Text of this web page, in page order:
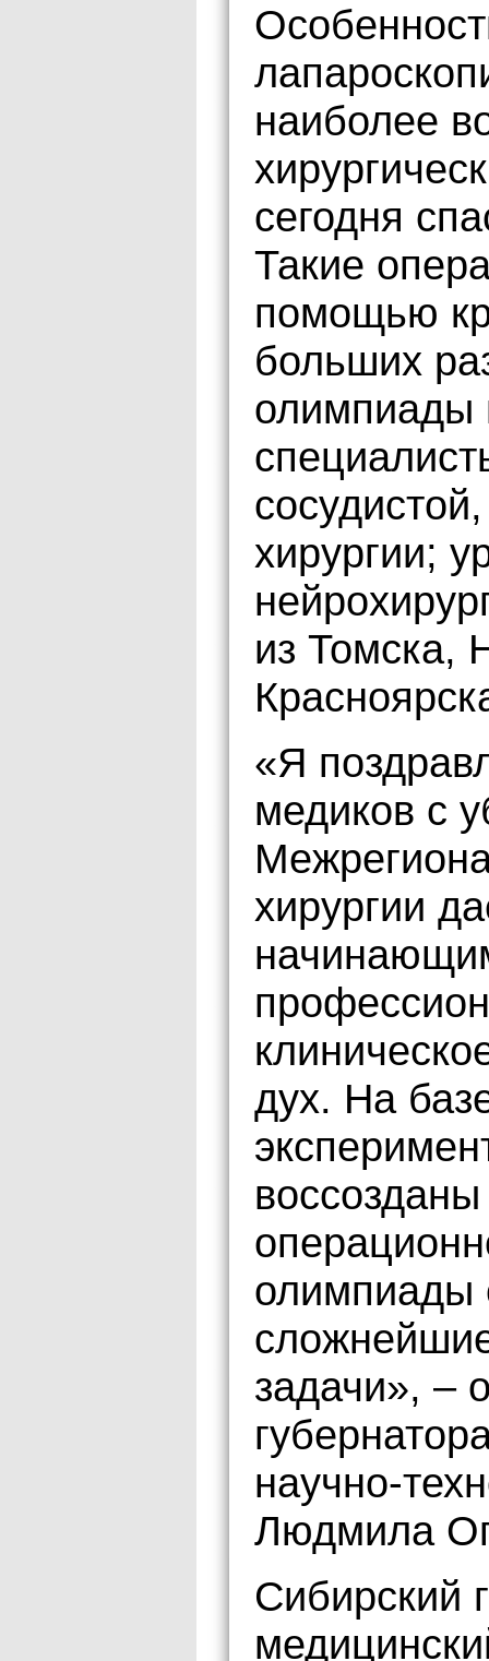
наиболее
сегодня
Такие
помощью
больших
олимпиады
хирургии;
из Томска,
«Я
медиков с
хирургии
дух. На
олимпиады
задачи», –
научно-
Людмила
Сибирский